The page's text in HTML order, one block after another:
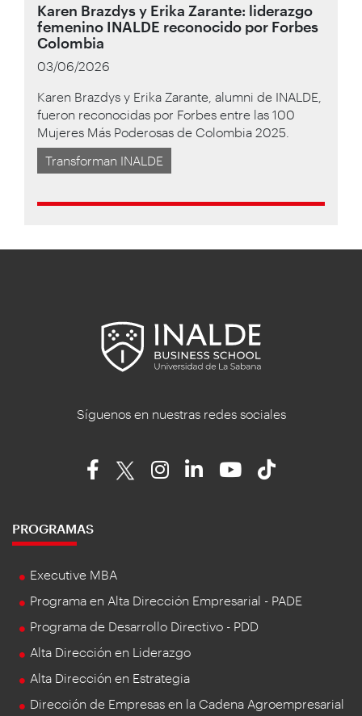
Karen Brazdys y Erika Zarante: liderazgo
femenino INALDE reconocido por Forbes
Colombia
03/06/2026
Karen Brazdys y Erika Zarante, alumni de INALDE,
fueron reconocidas por Forbes entre las 100
Mujeres Más Poderosas de Colombia 2025.
Transforman INALDE
Síguenos en nuestras redes sociales
PROGRAMAS
Executive MBA
Programa en Alta Dirección Empresarial - PADE
Programa de Desarrollo Directivo - PDD
Alta Dirección en Liderazgo
Alta Dirección en Estrategia
Dirección de Empresas en la Cadena Agroempresarial